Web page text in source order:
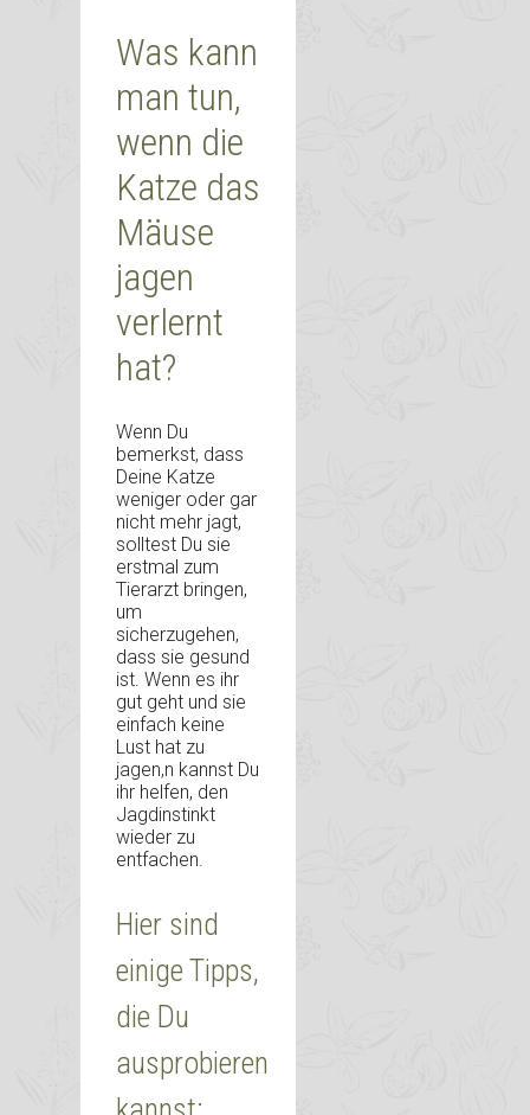
Was kann
man tun,
wenn die
Katze das
Mäuse
jagen
verlernt
hat?
Wenn Du
bemerkst, dass
Deine Katze
weniger oder gar
nicht mehr jagt,
solltest Du sie
erstmal zum
Tierarzt bringen,
um
sicherzugehen,
dass sie gesund
ist. Wenn es ihr
gut geht und sie
einfach keine
Lust hat zu
jagen,n kannst Du
ihr helfen, den
Jagdinstinkt
wieder zu
entfachen.
Hier sind
einige Tipps,
die Du
ausprobieren